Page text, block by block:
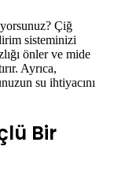
Çiğ
sisteminizi
önler ve mide
Ayrıca,
su ihtiyacını
Bir